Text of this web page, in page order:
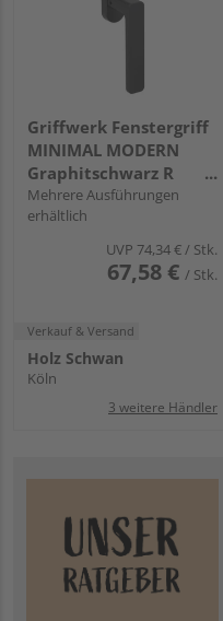
Griffwerk Fenstergriff
MINIMAL MODERN
Graphitschwarz R
7x42mm
Mehrere Ausführungen
erhältlich
UVP 74,34 €/ Stk.
67,58 € / Stk.
Verkauf & Versand
Holz Schwan
Köln
3 weitere Händler